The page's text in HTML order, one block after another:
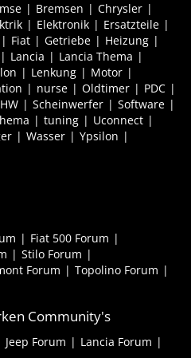
Bremsen
Chrysler
Elektronik
Ersatzteile
Fiat Getriebe
Heizung
Lancia
Lancia Thema
Lenkung
Motor
nurse Oldtimer
PDC
Scheinwerfer
Software
tuning
Uconnect
Wasser
Ypsilon
Fiat 500 Forum
Stilo Forum
Forum
Topolino Forum
Community's
Jeep Forum
Lancia Forum